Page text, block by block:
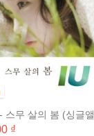
스무 살의 봄 (싱글앨
₫